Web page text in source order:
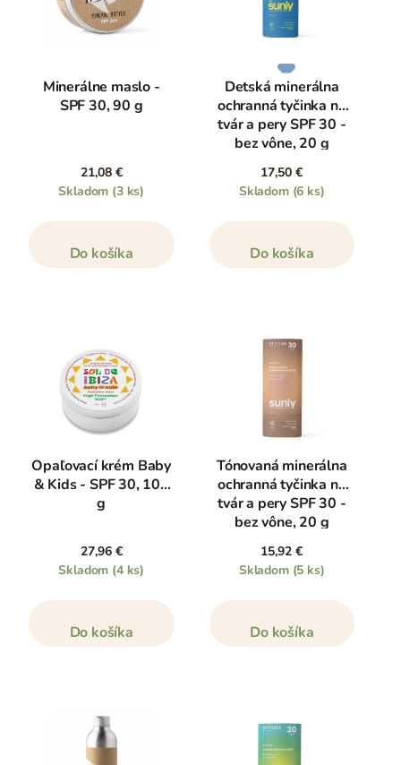
Minerálne maslo -
SPF 30, 90 g
21,08 €
Skladom (3 ks)
Do košíka
Detská minerálna
ochranná tyčinka na
tvár a pery SPF 30 -
bez vône, 20 g
17,50 €
Skladom (6 ks)
Do košíka
Opaľovací krém Baby
& Kids - SPF 30, 100
g
27,96 €
Skladom (4 ks)
Do košíka
Tónovaná minerálna
ochranná tyčinka na
tvár a pery SPF 30 -
bez vône, 20 g
15,92 €
Skladom (5 ks)
Do košíka